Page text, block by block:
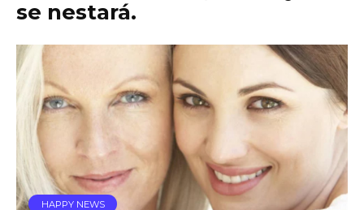
se nestará.
HAPPY NEWS